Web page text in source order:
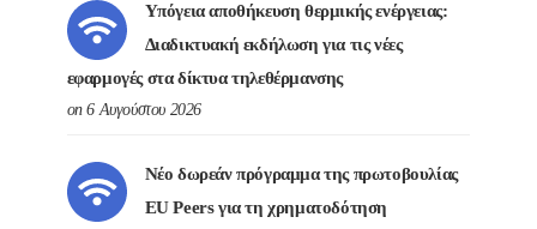
Υπόγεια αποθήκευση θερμικής ενέργειας:
Διαδικτυακή εκδήλωση για τις νέες
εφαρμογές στα δίκτυα τηλεθέρμανσης
on 6 Αυγούστου 2026
Νέο δωρεάν πρόγραμμα της πρωτοβουλίας
EU Peers για τη χρηματοδότηση